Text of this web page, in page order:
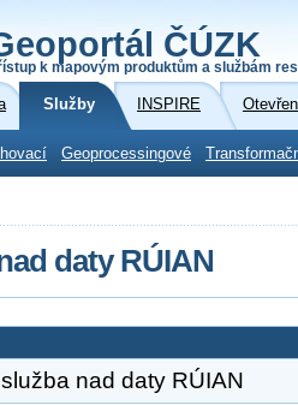
ČÚZK
k mapovým produktům a službám
Služby INSPIRE
Geoprocessingové
daty RÚIAN
nad daty RÚIAN